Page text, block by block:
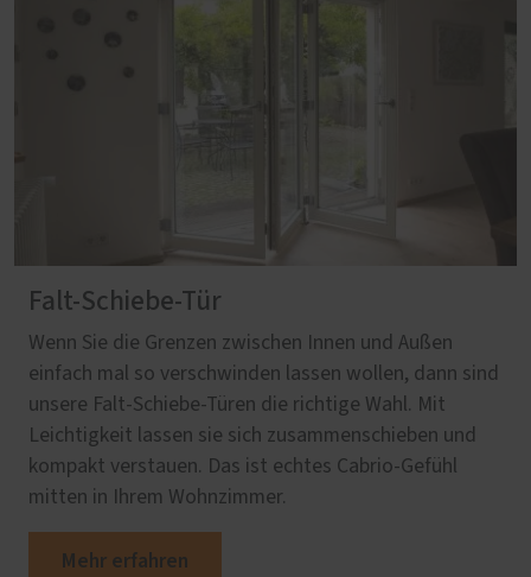
Falt-Schiebe-Tür
Wenn Sie die Grenzen zwischen Innen und Außen
einfach mal so verschwinden lassen wollen, dann sind
unsere Falt-Schiebe-Türen die richtige Wahl. Mit
Leichtigkeit lassen sie sich zusammenschieben und
kompakt verstauen. Das ist echtes Cabrio-Gefühl
mitten in Ihrem Wohnzimmer.
Mehr erfahren